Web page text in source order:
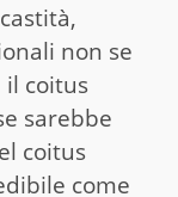
non se
il coitus
sarebbe
coitus
come